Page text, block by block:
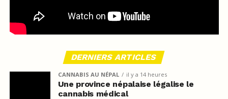
DERNIERS ARTICLES
CANNABIS AU NÉPAL il y a 14 heures
Une province népalaise légalise le
cannabis médical